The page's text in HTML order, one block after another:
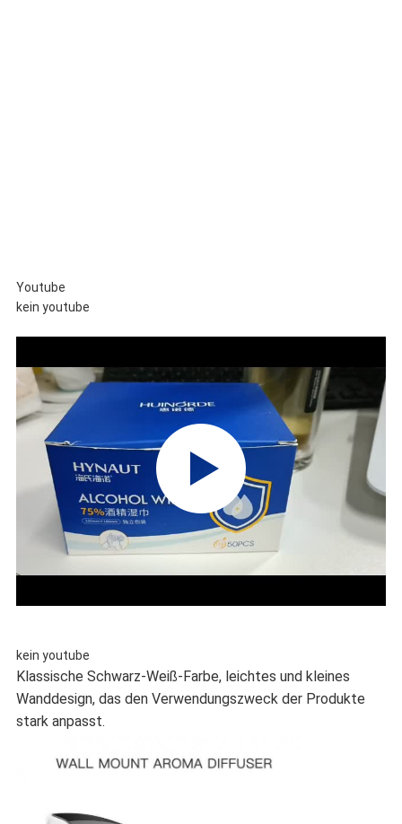
Youtube
kein youtube
kein youtube
Klassische Schwarz-Weiß-Farbe, leichtes und kleines
Wanddesign, das den Verwendungszweck der Produkte
stark anpasst.